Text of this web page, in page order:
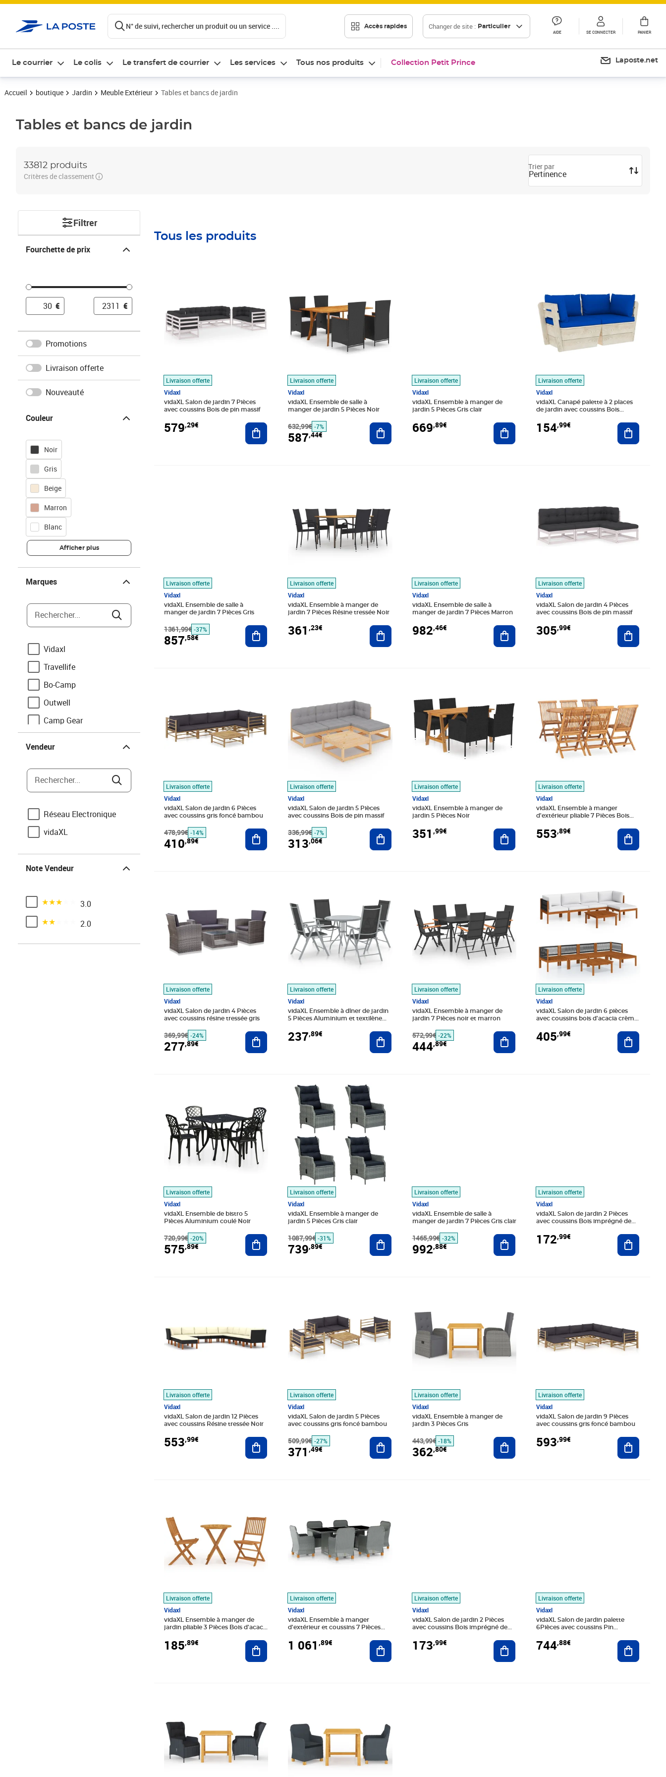
N° de suivi, rechercher un produit ou un service .... Accès rapides Changer de site : Particulier
AIDE SE CONNECTER PANIER
Le courrier Le colis Le transfert de courrier Les services Tous nos produits Collection Petit Prince Laposte.net
Accueil boutique Jardin Meuble Extérieur Tables et bancs de jardin
Tables et bancs de jardin
33812 produits
Critères de classement
Trier par
Pertinence
Filtrer
Fourchette de prix
€ €
Promotions
Livraison offerte
Nouveauté
Couleur
Noir
Gris
Beige
Marron
Blanc
Afficher plus
Marques
Rechercher...
Vidaxl
Travellife
Bo-Camp
Outwell
Camp Gear
Vendeur
Rechercher...
Réseau Electronique
vidaXL
Note Vendeur
Noté 3 sur 53.0
Noté 2 sur 52.0
Tous les produits
Livraison offerte
Vidaxl
vidaXL Salon de jardin 7 Pièces
avec coussins Bois de pin massif
579,29€ Ajouter au panier
Livraison offerte
Vidaxl
vidaXL Ensemble de salle à
manger de jardin 5 Pièces Noir
632,99€ -7%
587,44€
Ajouter au panier
Livraison offerte
Vidaxl
vidaXL Ensemble à manger de
jardin 5 Pièces Gris clair
669,89€ Ajouter au panier
Livraison offerte
Vidaxl
vidaXL Canapé palette à 2 places
de jardin avec coussins Bois
154,99€ Ajouter
Livraison offerte
Vidaxl
vidaXL Ensemble de salle à
manger de jardin 7 Pièces Gris
1361,99€ -37%
857,58€
Ajouter au panier
Livraison offerte
Vidaxl
vidaXL Ensemble à manger de
jardin 7 Pièces Résine tressée Noir
361,23€ Ajouter au panier
Livraison offerte
Vidaxl
vidaXL Ensemble de salle à
manger de jardin 7 Pièces Marron
982,46€ Ajouter au panier
Livraison offerte
Vidaxl
vidaXL Salon de jardin 4 Pièces
avec coussins Bois de pin massif
305,99€ Ajouter
Livraison offerte
Vidaxl
vidaXL Salon de jardin 6 Pièces
avec coussins gris foncé bambou
478,99€ -14%
410,89€
Ajouter au panier
Livraison offerte
Vidaxl
vidaXL Salon de jardin 5 Pièces
avec coussins Bois de pin massif
336,99€ -7%
313,06€
Ajouter au panier
Livraison offerte
Vidaxl
vidaXL Ensemble à manger de
jardin 5 Pièces Noir
351 ,99€ Ajouter au panier
Livraison offerte
Vidaxl
vidaXL Ensemble à manger
d'extérieur pliable 7 Pièces Bois
553,89€ Ajouter
Livraison offerte
Vidaxl
vidaXL Salon de jardin 4 Pièces
avec coussins résine tressée gris
369,99€ -24%
277,89€
Ajouter au panier
Livraison offerte
Vidaxl
vidaXL Ensemble à dîner de jardin
5 Pièces Aluminium et textilène
237,89€ Ajouter au panier
Livraison offerte
Vidaxl
vidaXL Ensemble à manger de
jardin 7 Pièces noir et marron
572,99€ -22%
444,89€
Ajouter au panier
Livraison offerte
Vidaxl
vidaXL Salon de jardin 6 pièces
avec coussins bois d'acacia crème
405,99€ Ajouter
Livraison offerte
Vidaxl
vidaXL Ensemble de bistro 5
Pièces Aluminium coulé Noir
720,99€ -20%
575,89€
Ajouter au panier
Livraison offerte
Vidaxl
vidaXL Ensemble à manger de
jardin 5 Pièces Gris clair
1087,99€
Prix barré 1087,99€
-31%
739,89€
Prix 739,89€
Ajouter au panier
Livraison offerte
Vidaxl
vidaXL Ensemble de salle à
manger de jardin 7 Pièces Gris clair
1465,99€ -32%
992,88€
Ajouter au panier
Livraison offerte
Vidaxl
vidaXL Salon de jardin 2 Pièces
avec coussins Bois imprégné de
172,99€ Ajouter
Livraison offerte
Vidaxl
vidaXL Salon de jardin 12 Pièces
avec coussins Résine tressée Noir
553,99€ Ajouter au panier
Livraison offerte
Vidaxl
vidaXL Salon de jardin 5 Pièces
avec coussins gris foncé bambou
509,99€ -27%
371,49€
Ajouter au panier
Livraison offerte
Vidaxl
vidaXL Ensemble à manger de
jardin 3 Pièces Gris
443,99€ -18%
362,80€
Ajouter au panier
Livraison offerte
Vidaxl
vidaXL Salon de jardin 9 Pièces
avec coussins gris foncé bambou
593,99€ Ajouter
Livraison offerte
Vidaxl
vidaXL Ensemble à manger de
jardin pliable 3 Pièces Bois d'acacia
185,89€ Ajouter au panier
Livraison offerte
Vidaxl
vidaXL Ensemble à manger
d'extérieur et coussins 7 Pièces
1 061,89€ Ajouter au panier
Livraison offerte
Vidaxl
vidaXL Salon de jardin 2 Pièces
avec coussins Bois imprégné de
173,99€ Ajouter au panier
Livraison offerte
Vidaxl
vidaXL Salon de jardin palette
6Pièces avec coussins Pin
744,88€ Ajouter